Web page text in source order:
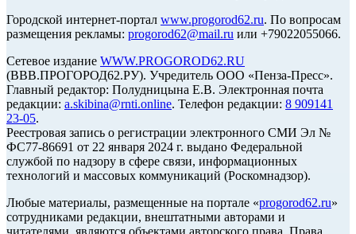
Городской интернет-портал www.progorod62.ru. По вопросам
размещения рекламы: progorod62@mail.ru или +79022055066.
Сетевое издание WWW.PROGOROD62.RU
(ВВВ.ПРОГОРОД62.РУ). Учредитель ООО «Пенза-Пресс».
Главный редактор: Полудницына Е.В. Электронная почта
редакции: a.skibina@rnti.online. Телефон редакции: 8 909141
23-05.
Реестровая запись о регистрации электронного СМИ Эл №
ФС77-86691 от 22 января 2024 г. выдано Федеральной
службой по надзору в сфере связи, информационных
технологий и массовых коммуникаций (Роскомнадзор).
Любые материалы, размещенные на портале «progorod62.ru»
сотрудниками редакции, внештатными авторами и
читателями, являются объектами авторского права. Права